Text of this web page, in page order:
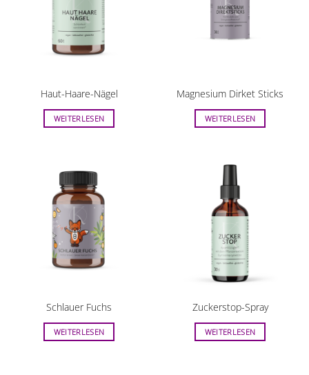
Haut-Haare-Nägel
WEITERLESEN
Magnesium Dirket Sticks
WEITERLESEN
Schlauer Fuchs
WEITERLESEN
Zuckerstop-Spray
WEITERLESEN